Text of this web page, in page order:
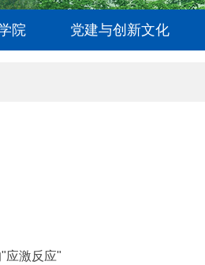
院 党建与创新文化
应激反应"